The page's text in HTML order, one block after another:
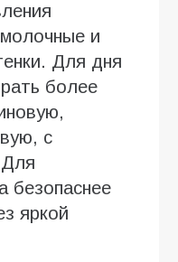
и
Для дня
более
с
Для
безопаснее
яркой